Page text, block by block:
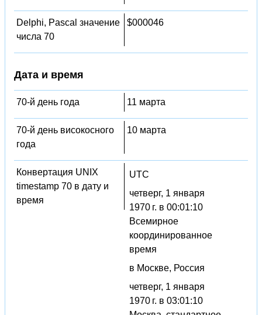
Delphi, Pascal значение
числа 70
$000046
Дата и время
70-й день года 11 марта
70-й день високосного
года
10 марта
Конвертация UNIX
timestamp 70 в дату и
время
UTC
четверг, 1 января
1970 г. в 00:01:10
Всемирное
координированное
время
в Москве, Россия
четверг, 1 января
1970 г. в 03:01:10